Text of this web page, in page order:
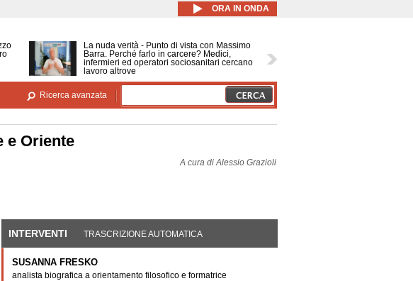
principale ORA IN ONDA
La nuda verità - Punto di vista con Massimo
Barra. Perché farlo in carcere? Medici,
infermieri ed operatori sociosanitari cercano
lavoro altrove
Ricerca avanzata
e Oriente
A cura diAlessio Grazioli
INTERVENTI (SCHEDA ATTIVA)
TRASCRIZIONE AUTOMATICA
SUSANNA FRESKO
analista biografica a orientamento filosofico e formatrice